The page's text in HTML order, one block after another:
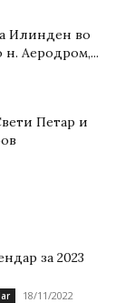
Илинден во
н. Аеродром,...
Петар и
за 2023
18/11/2022